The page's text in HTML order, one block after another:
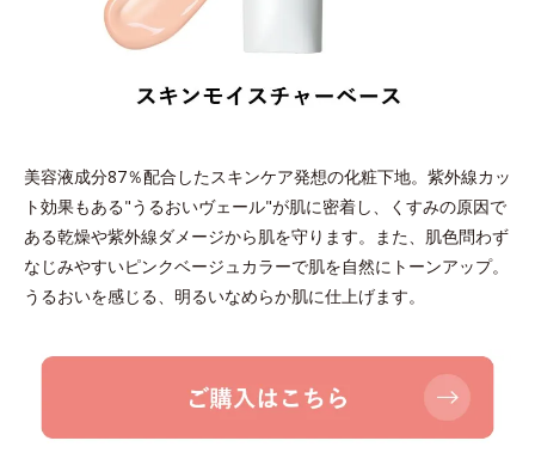
美容液成分87％配合したスキンケア発想の化粧下地。紫外線カッ
ト効果もある"うるおいヴェール"が肌に密着し、くすみの原因で
ある乾燥や紫外線ダメージから肌を守ります。また、肌色問わず
なじみやすいピンクベージュカラーで肌を自然にトーンアップ。
うるおいを感じる、明るいなめらか肌に仕上げます。